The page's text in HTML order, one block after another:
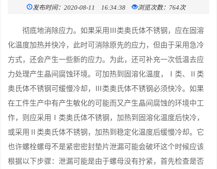
发布时间：2020-08-11 16:34:38 浏览次数：764次
彻底地消除应力。如果采用Ⅲ类奥氏体不锈钢，应在固溶
化温度加热并快冷，此时可消除原先的应力，但由于采用急冷
方式，还会产生一些新的应力。为此，还可补充一次低温去应
力处理产生晶间腐蚀环境。可加热到固溶化温度，Ⅰ类、Ⅱ类
奥氏体不锈钢可缓慢冷却，Ⅲ类奥氏体不锈钢必须快冷。如果
在工件生产中有产生敏化的可能而又产生晶间腐蚀的环境中工
作，则应采用Ⅰ类奥氏体不锈钢，加热到固溶化温度后快冷，
或采用Ⅱ类奥氏体不锈钢，加热到稳定化温度后缓慢冷却。它
也许螺栓螺母不是紧密密封垫片泄漏可能会破坏这个时候应该
根据以下步骤：泄漏可能是由于螺母没有拧紧，首先检查是否